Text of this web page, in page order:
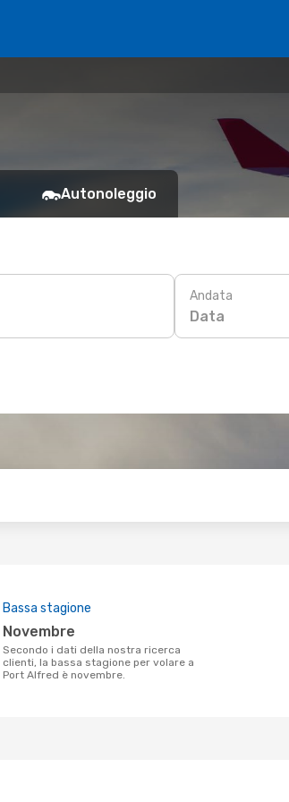
Autonoleggio
Andata
Data
Bassa stagione
novembre
Secondo i dati della nostra ricerca
clienti, la bassa stagione per volare a
Port Alfred è novembre.